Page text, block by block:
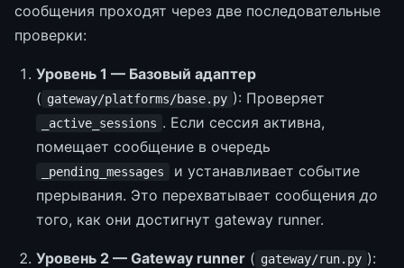
сообщения проходят через две последовательные
проверки:
Уровень 1 — Базовый адаптер
( gateway/platforms/base.py ): Проверяет
_active_sessions . Если сессия активна,
помещает сообщение в очередь
_pending_messages
и устанавливает событие
прерывания. Это перехватывает сообщения до
того, как они достигнут gateway runner.
Уровень 2 — Gateway runner ( gateway/run.py ):